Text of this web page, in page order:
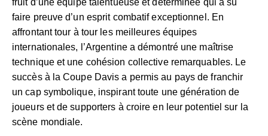
faire preuve d’un esprit combatif exceptionnel. En
affrontant tour à tour les meilleures équipes
internationales, l’Argentine a démontré une maîtrise
technique et une cohésion collective remarquables. Le
succès à la Coupe Davis a permis au pays de franchir
un cap symbolique, inspirant toute une génération de
joueurs et de supporters à croire en leur potentiel sur la
scène mondiale.